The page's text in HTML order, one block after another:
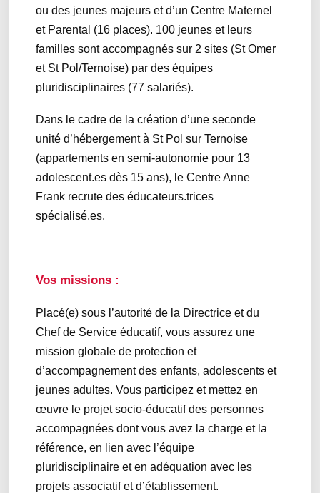
ou des jeunes majeurs et d’un Centre Maternel
et Parental (16 places). 100 jeunes et leurs
familles sont accompagnés sur 2 sites (St Omer
et St Pol/Ternoise) par des équipes
pluridisciplinaires (77 salariés).
Dans le cadre de la création d’une seconde
unité d’hébergement à St Pol sur Ternoise
(appartements en semi-autonomie pour 13
adolescent.es dès 15 ans), le Centre Anne
Frank recrute des éducateurs.trices
spécialisé.es.
Vos missions :
Placé(e) sous l’autorité de la Directrice et du
Chef de Service éducatif, vous assurez une
mission globale de protection et
d’accompagnement des enfants, adolescents et
jeunes adultes. Vous participez et mettez en
œuvre le projet socio-éducatif des personnes
accompagnées dont vous avez la charge et la
référence, en lien avec l’équipe
pluridisciplinaire et en adéquation avec les
projets associatif et d’établissement.